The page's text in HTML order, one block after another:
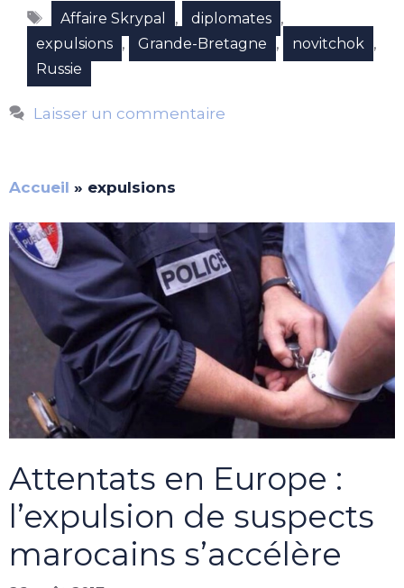
Étiquettes
Affaire Skrypal , diplomates ,
expulsions , Grande-Bretagne , novitchok ,
Russie
Laisser un commentaire
Accueil » expulsions
Attentats en Europe :
l’expulsion de suspects
marocains s’accélère